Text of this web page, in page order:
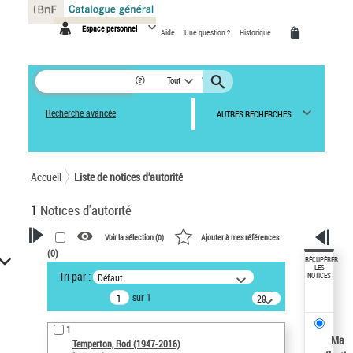
Espace personnel Aide Une question ? Historique
Tout
Recherche avancée AUTRES RECHERCHES
Accueil Liste de notices d’autorité
1 Notices d'autorité
VOTRE RECHERCHE
Recherche avancée dans les
notices d’autorité
Œuvres liées à l'auteur :
Temperton, Rod (1947-2016)
Voir la sélection (0) Ajouter à mes références
(0)
Tri par : Défaut
sur 1
20
résultats/page
1
Temperton, Rod (1947-2016)
RÉCUPÉRER
LES
NOTICES
Ma
Panneau de gestion des cookies